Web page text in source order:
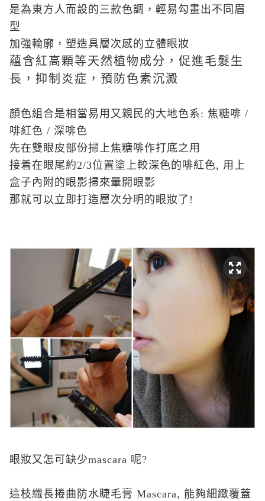
是為東方人而設的三款色調，輕易勾畫出不同眉
型
加強輪廓，塑造具層次感的立體眼妝
蘊含紅高顆等天然植物成分，促進毛髮生
長，抑制炎症，預防色素沉澱
顏色組合是相當易用又親民的大地色系: 焦糖啡 /
啡紅色 / 深啡色
先在雙眼皮部份掃上焦糖啡作打底之用
接着在眼尾約2/3位置塗上較深色的啡紅色, 用上
盒子內附的眼影掃來暈開眼影
那就可以立即打造層次分明的眼妝了!
眼妝又怎可缺少mascara 呢?
這枝纖長捲曲防水睫毛膏 Mascara, 能夠細緻覆蓋